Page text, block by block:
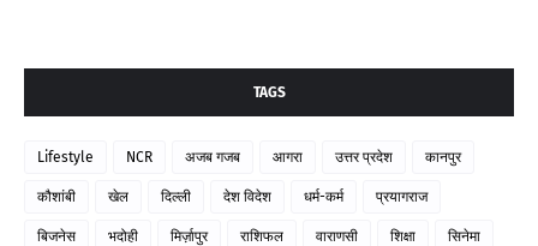
TAGS
Lifestyle NCR अजब गजब आगरा उत्तर प्रदेश कानपुर
कौशांबी खेल दिल्ली देश विदेश धर्म-कर्म प्रयागराज
बिजनेस भदोही मिर्ज़ापुर राशिफल वाराणसी शिक्षा सिनेमा